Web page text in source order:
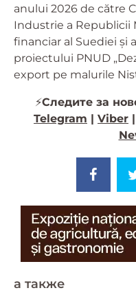
anului 2026 de către
Industrie a Republicii
financiar al Suediei și
proiectului PNUD
export pe malurile
⚡️Следите за
Telegram | Viber |
a также